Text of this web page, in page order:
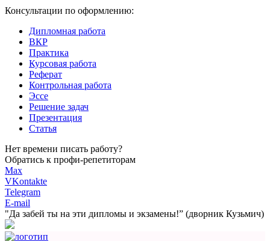
Консультации по оформлению:
Дипломная работа
ВКР
Практика
Курсовая работа
Реферат
Контрольная работа
Эссе
Решение задач
Презентация
Статья
Нет времени писать работу?
Обратись к профи-репетиторам
Max
VKontakte
Telegram
E-mail
"Да забей ты на эти дипломы и экзамены!” (дворник Кузьмич)